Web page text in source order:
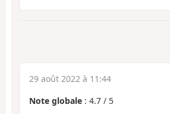
29 août 2022 à 11:44
Note globale : 4.7 / 5